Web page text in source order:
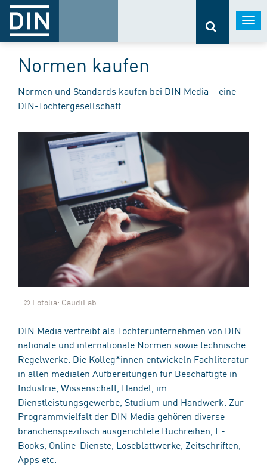
Normen kaufen
Normen und Standards kaufen bei DIN Media – eine
DIN-Tochtergesellschaft
© Fotolia: GaudiLab
DIN Media vertreibt als Tochterunternehmen von DIN
nationale und internationale Normen sowie technische
Regelwerke. Die Kolleg*innen entwickeln Fachliteratur
in allen medialen Aufbereitungen für Beschäftigte in
Industrie, Wissenschaft, Handel, im
Dienstleistungsgewerbe, Studium und Handwerk. Zur
Programmvielfalt der DIN Media gehören diverse
branchenspezifisch ausgerichtete Buchreihen, E-
Books, Online-Dienste, Loseblattwerke, Zeitschriften,
Apps etc.